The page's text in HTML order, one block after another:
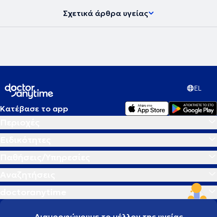
έχει στο ενεργητικό της πολλές δημοσιεύσεις σε ξενόγλωσσα και
ελληνικά επιστημονικά περιοδικά, ενώ έχει πραγματοποιήσει,
Παράλληλα, παραδίδει διαδικτυακές ομιλίες για μητέρες και μαίες
μέσω της πλατφόρμας MYNEWBABYCENTER, αλλά και της σελίδας
της στο Instagram-DR.MAIRAPEDCARE, εστιάζοντας στην υγεία του
παιδιού από την στιγμή της γέννησης του μέχρι την ενηλικίωση.
πιστοποίηση NLS, υποστήριξης της ζωής του νεογνού, από τον
τη ζωή της στην υγεία και την φροντίδα του παιδιού
πλέον το "παρών" όπου υπάρχει ανάγκη, συμμετέχοντας ως
υγείας της "Σύμπλευσης" στα μικρά και ακριτικά νησιά της
Ελλάδας καθώς και στις δράσεις του Συλλόγου Γονέων Παιδιών με
Νεοπλασματική Ασθένεια "ΦΛΟΓΑ" και των "Γιατρών του Κόσμου".
Σχετικά άρθρα υγείας
EL
Κατέβασε το app